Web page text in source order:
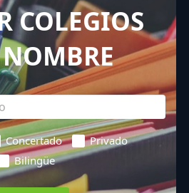
COLEGIOS
Concertado
Privado
Bilingüe